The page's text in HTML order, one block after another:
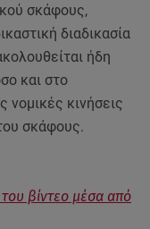
σκάφους,
διαδικασία
ήδη
και στο
νομικές κινήσεις
σκάφους.
βίντεο μέσα από